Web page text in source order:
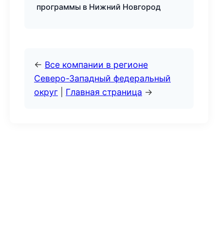
программы в Нижний Новгород
← Все компании в регионе
Северо-Западный федеральный
округ
Главная страница →